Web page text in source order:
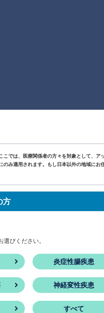
では、医療関係者の方々を対象として、ア
み適用されます。もし日本以外の地域に
方
びください。
炎症性腸疾患
神経変性疾患
すべて